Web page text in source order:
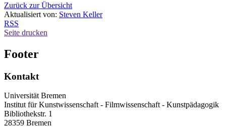
Zurück zur Übersicht
Aktualisiert von: Steven Keller
RSS
Seite drucken
Footer
Kontakt
Universität Bremen
Institut für Kunstwissenschaft - Filmwissenschaft - Kunstpädagogik
Bibliothekstr. 1
28359 Bremen